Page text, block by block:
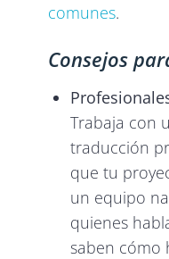
comunes.
Consejos
Trabaja con
traducción
que tu
un equipo
quienes
saben cómo